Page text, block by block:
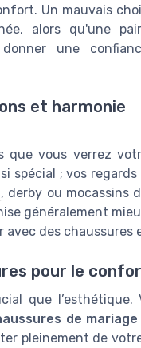
Un mauvais
alors qu'une
une
et harmonie
que vous verrez
spécial ; vos
, derby ou mocassins
généralement
avec des chaussures
pour le
que l’esthétique.
de mariage
pleinement de